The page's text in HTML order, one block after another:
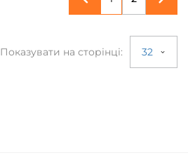
Показувати на сторінці: 32